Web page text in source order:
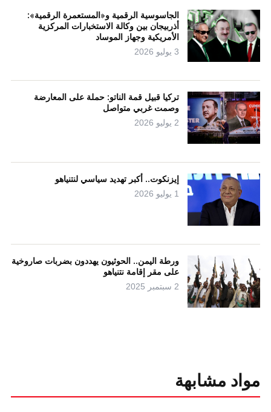
الجاسوسية الرقمية و«المستعمرة الرقمية»:
أذربيجان بين وكالة الاستخبارات المركزية
الأمريكية وجهاز الموساد
3 يوليو 2026
تركيا قبيل قمة الناتو: حملة على المعارضة
وصمت غربي متواصل
2 يوليو 2026
إيزنكوت.. أكبر تهديد سياسي لنتنياهو
1 يوليو 2026
ورطة اليمن.. الحوثيون يهددون بضربات صاروخية
على مقر إقامة نتنياهو
2 سبتمبر 2025
مواد مشابهة